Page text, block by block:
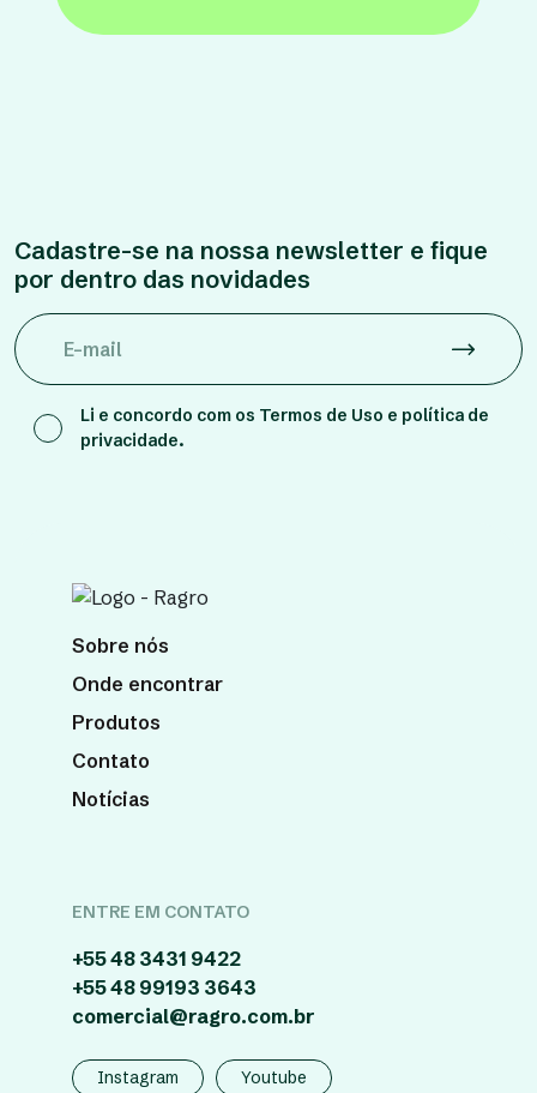
Cadastre-se na nossa newsletter e fique
por dentro das novidades
Li e concordo com os Termos de Uso e política de
privacidade.
Sobre nós
Onde encontrar
Produtos
Contato
Notícias
ENTRE EM CONTATO
+55 48 3431 9422
+55 48 99193 3643
comercial@ragro.com.br
Instagram Youtube